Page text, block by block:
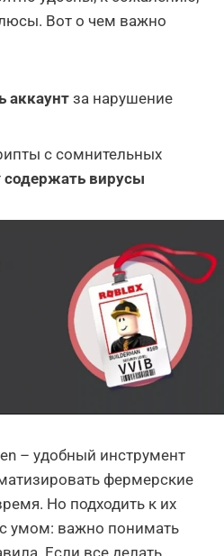
Вот о чем важно
аккаунт за нарушение
с сомнительных
содержать вирусы
– удобный инструмент
фермерские
Но подходить к их
умом: важно понимать
Если все делать